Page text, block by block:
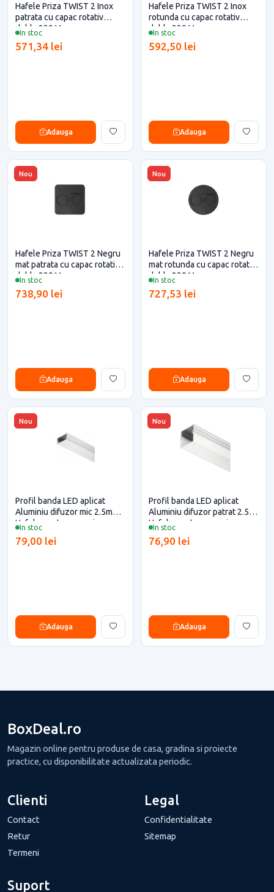
In stoc
Hafele Priza TWIST 2 Inox
patrata cu capac rotativ
dubla 230 V
571,34 lei
Adauga
In stoc
Hafele Priza TWIST 2 Inox
rotunda cu capac rotativ
dubla 230 V
592,50 lei
Adauga
Nou
In stoc
Hafele Priza TWIST 2 Negru
mat patrata cu capac rotativ
dubla 230 V
738,90 lei
Adauga
Nou
In stoc
Hafele Priza TWIST 2 Negru
mat rotunda cu capac rotativ
dubla 230 V
727,53 lei
Adauga
Nou
In stoc
Profil banda LED aplicat
Aluminiu difuzor mic 2.5m
Hafele pentru casa si
79,00 lei
Adauga
Nou
In stoc
Profil banda LED aplicat
Aluminiu difuzor patrat 2.5m
Hafele pentru casa si
76,90 lei
Adauga
BoxDeal.ro
Magazin online pentru produse de casa, gradina si proiecte
practice, cu disponibilitate actualizata periodic.
Clienti
Contact
Retur
Termeni
Legal
Confidentialitate
Sitemap
Suport